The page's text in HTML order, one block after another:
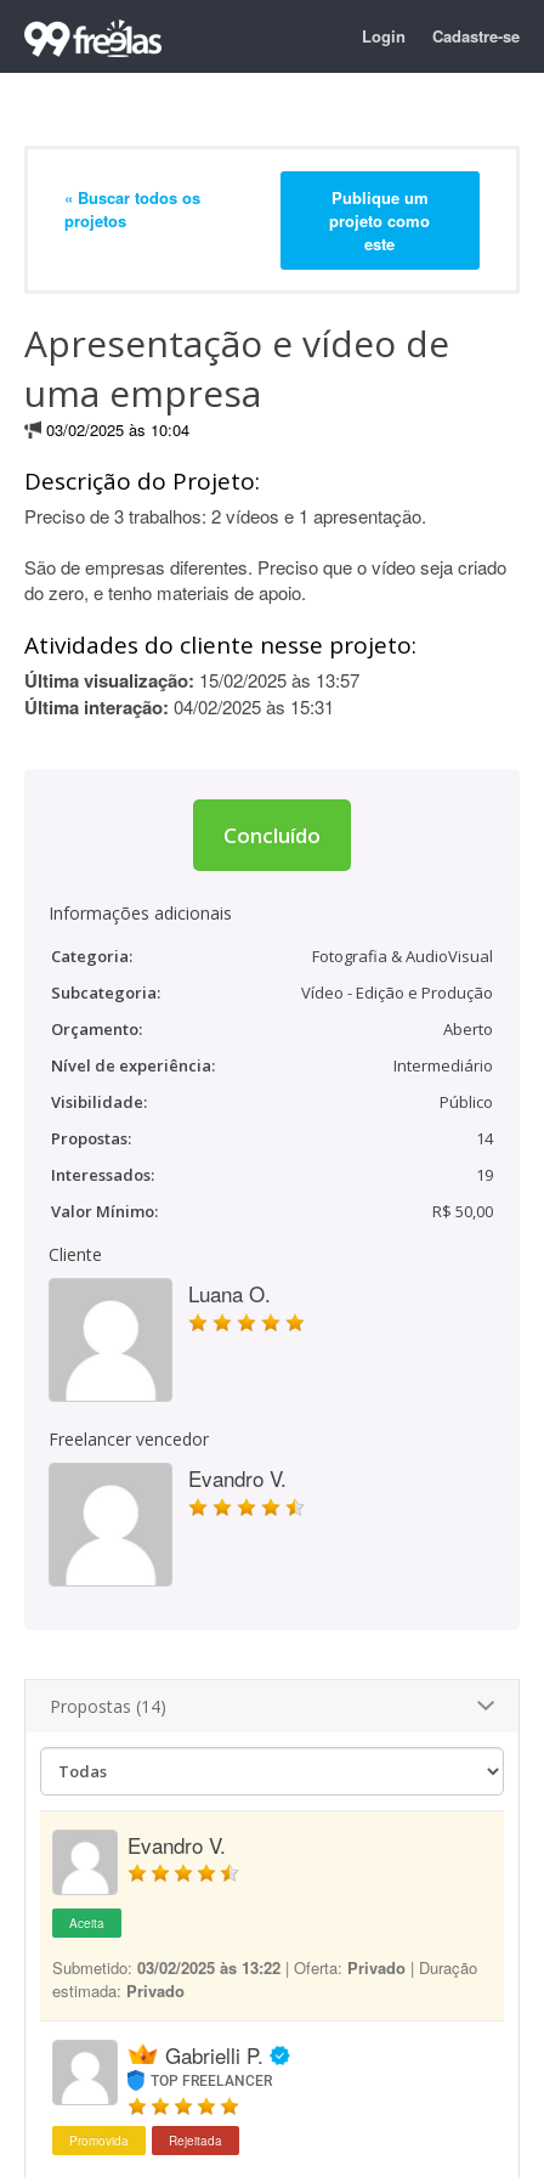
Login Cadastre-se
« Buscar todos os
projetos
Publique um
projeto como
este
Apresentação e vídeo de
uma empresa
03/02/2025 às 10:04
Descrição do Projeto:
Preciso de 3 trabalhos: 2 vídeos e 1 apresentação.
São de empresas diferentes. Preciso que o vídeo seja criado
do zero, e tenho materiais de apoio.
Atividades do cliente nesse projeto:
Última visualização: 15/02/2025 às 13:57
Última interação: 04/02/2025 às 15:31
Concluído
Informações adicionais
Categoria:
Fotografia & AudioVisual
Subcategoria:
Vídeo - Edição e Produção
Orçamento:
Aberto
Nível de experiência:
Intermediário
Visibilidade:
Público
Propostas:
14
Interessados:
19
Valor Mínimo:
R$ 50,00
Cliente
Luana O.
Freelancer vencedor
Evandro V.
Propostas (14)
Evandro V.
Aceita
Submetido: 03/02/2025 às 13:22 | Oferta: Privado | Duração
estimada: Privado
Gabrielli P.
TOP FREELANCER
Promovida Rejeitada